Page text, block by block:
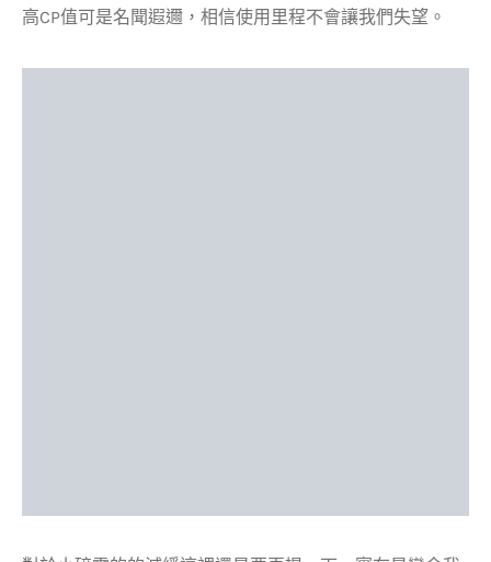
高CP值可是名聞遐邇，相信使用里程不會讓我們失望。